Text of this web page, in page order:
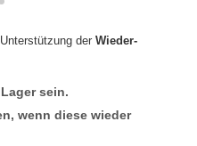
der Wieder-
sein.
wenn diese wieder